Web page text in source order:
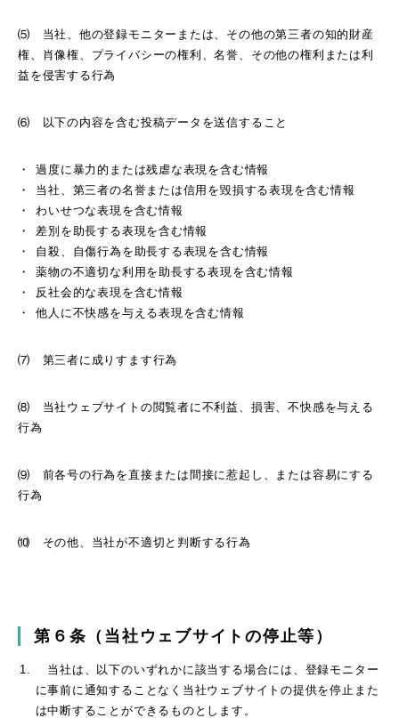
⑸ 当社、他の登録モニターまたは、その他の第三者の知的財産
権、肖像権、プライバシーの権利、名誉、その他の権利または利
益を侵害する行為
⑹ 以下の内容を含む投稿データを送信すること
過度に暴力的または残虐な表現を含む情報
当社、第三者の名誉または信用を毀損する表現を含む情報
わいせつな表現を含む情報
差別を助長する表現を含む情報
自殺、自傷行為を助長する表現を含む情報
薬物の不適切な利用を助長する表現を含む情報
反社会的な表現を含む情報
他人に不快感を与える表現を含む情報
⑺ 第三者に成りすます行為
⑻ 当社ウェブサイトの閲覧者に不利益、損害、不快感を与える
行為
⑼ 前各号の行為を直接または間接に惹起し、または容易にする
行為
⑽ その他、当社が不適切と判断する行為
第６条（当社ウェブサイトの停止等）
当社は、以下のいずれかに該当する場合には、登録モニター
に事前に通知することなく当社ウェブサイトの提供を停止また
は中断することができるものとします。